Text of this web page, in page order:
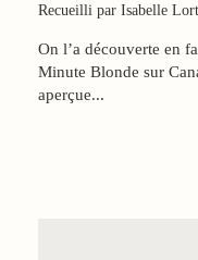
Recueilli par Isabelle
On l’a découverte en
Minute Blonde sur
aperçue...